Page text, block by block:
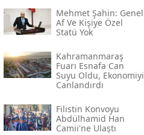
Mehmet Şahin: Genel
Af Ve Kişiye Özel
Statü Yok
Kahramanmaraş
Fuarı Esnafa Can
Suyu Oldu, Ekonomiyi
Canlandırdı
Filistin Konvoyu
Abdülhamid Han
Camii'ne Ulaştı